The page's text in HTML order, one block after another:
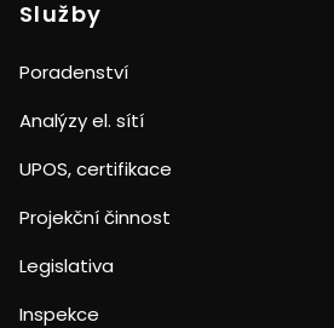
Služby
Poradenství
Analýzy el. sítí
UPOS, certifikace
Projekční činnost
Legislativa
Inspekce